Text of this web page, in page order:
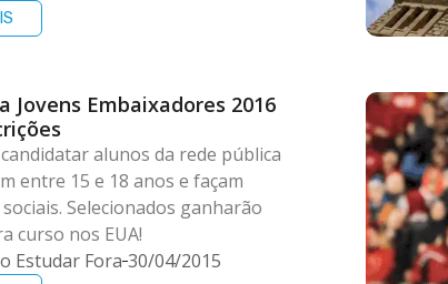
Jovens Embaixadores 2016
alunos da rede pública
entre 15 e 18 anos e façam
Selecionados ganharão
curso nos EUA!
Estudar Fora 30/04/2015